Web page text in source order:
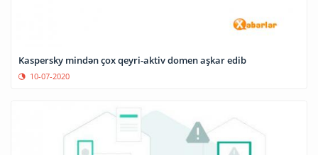
Kaspersky mindən çox qeyri-aktiv domen aşkar edib
10-07-2020